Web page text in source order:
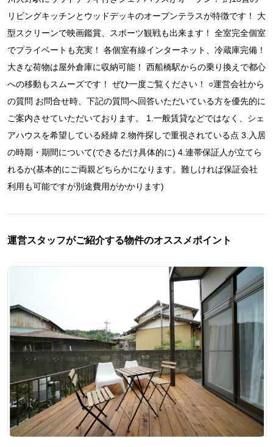
リビングキッチンとウッドデッキのオープンテラスが特徴です！ 大
型スクリーンで映画鑑賞、スポーツ観戦も出来ます！ 全室完全個室
でプライベートも充実！ 各個室有線インターネット、冷蔵庫完備！
大きな荷物は屋外倉庫に収納可能！ 西船橋駅からの乗り換えで都心
への移動もスムーズです！ ぜひ一度ご覧ください！ ○運営会社から
の質問 お問合せ時、下記の質問へ回答いただいている方を優先的に
ご案内させていただいております。 1.一般賃貸などではなく、シェ
アハウスを希望している経緯 2.物件探しで重視されている点 3.入居
の時期・期間について(できるだけ具体的に) 4.連帯保証人が立てら
れるか(基本的にご両親どちらかになります。難しければ保証会社
利用も可能ですが別途費用がかかります)
運営スタッフがご紹介する物件のオススメポイント